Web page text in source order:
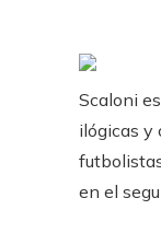
Scaloni
ilógicas y
en el